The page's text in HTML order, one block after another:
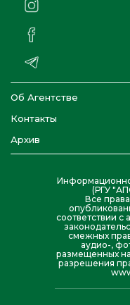
Об Агентстве
Контакты
Архив
(РГУ
Все
соответствии
смежных
аудио-,
размещенных на
разрешения